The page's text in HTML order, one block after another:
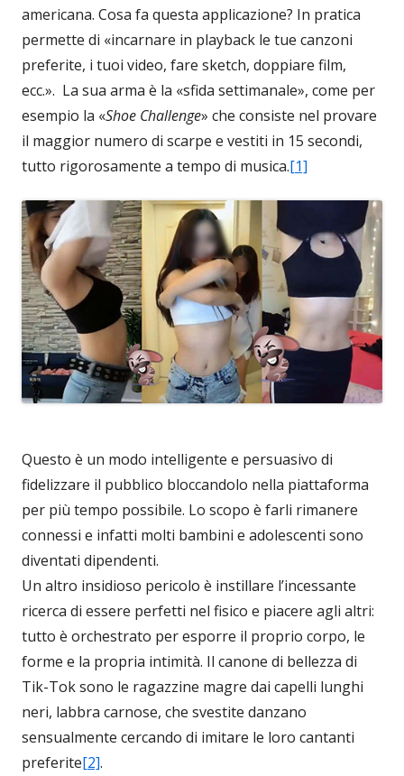
americana. Cosa fa questa applicazione? In pratica
permette di «incarnare in playback le tue canzoni
preferite, i tuoi video, fare sketch, doppiare film,
ecc.». La sua arma è la «sfida settimanale», come per
esempio la «Shoe Challenge» che consiste nel provare
il maggior numero di scarpe e vestiti in 15 secondi,
tutto rigorosamente a tempo di musica.[1]
Questo è un modo intelligente e persuasivo di
fidelizzare il pubblico bloccandolo nella piattaforma
per più tempo possibile. Lo scopo è farli rimanere
connessi e infatti molti bambini e adolescenti sono
diventati dipendenti.
Un altro insidioso pericolo è instillare l’incessante
ricerca di essere perfetti nel fisico e piacere agli altri:
tutto è orchestrato per esporre il proprio corpo, le
forme e la propria intimità. Il canone di bellezza di
Tik-Tok sono le ragazzine magre dai capelli lunghi
neri, labbra carnose, che svestite danzano
sensualmente cercando di imitare le loro cantanti
preferite[2].